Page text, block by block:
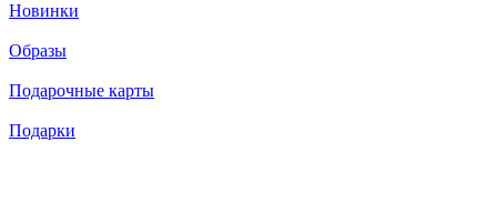
Новинки
Образы
Подарочные карты
Подарки